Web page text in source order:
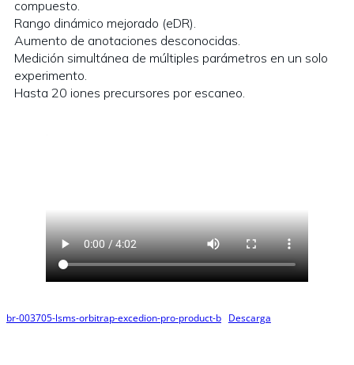
compuesto.
Rango dinámico mejorado (eDR).
Aumento de anotaciones desconocidas.
Medición simultánea de múltiples parámetros en un solo
experimento.
Hasta 20 iones precursores por escaneo.
br-003705-lsms-orbitrap-excedion-pro-product-b Descarga